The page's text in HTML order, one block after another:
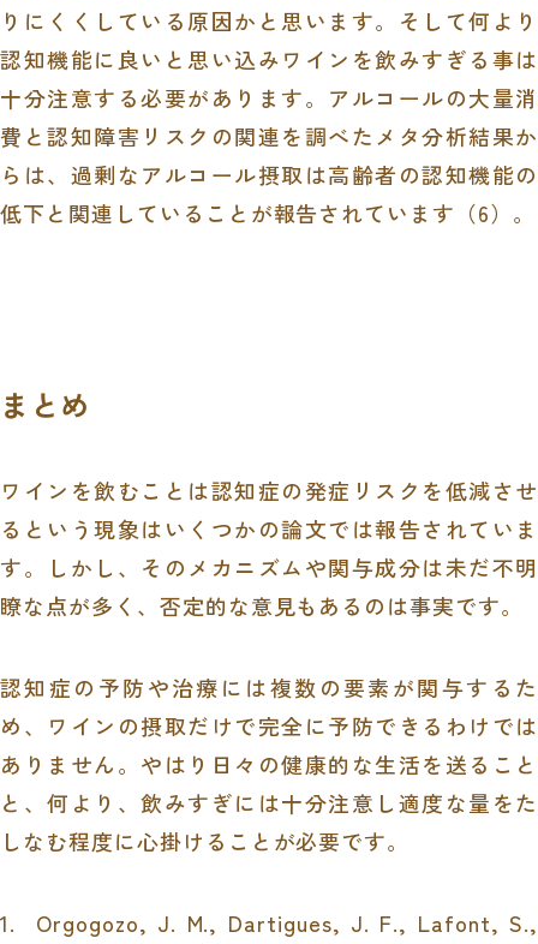
りにくくしている原因かと思います。そして何より
認知機能に良いと思い込みワインを飲みすぎる事は
十分注意する必要があります。アルコールの大量消
費と認知障害リスクの関連を調べたメタ分析結果か
らは、過剰なアルコール摂取は高齢者の認知機能の
低下と関連していることが報告されています（6）。
まとめ
ワインを飲むことは認知症の発症リスクを低減させ
るという現象はいくつかの論文では報告されていま
す。しかし、そのメカニズムや関与成分は未だ不明
瞭な点が多く、否定的な意見もあるのは事実です。
認知症の予防や治療には複数の要素が関与するた
め、ワインの摂取だけで完全に予防できるわけでは
ありません。やはり日々の健康的な生活を送ること
と、何より、飲みすぎには十分注意し適度な量をた
しなむ程度に心掛けることが必要です。
1.
Orgogozo, J. M., Dartigues, J. F., Lafont, S.,